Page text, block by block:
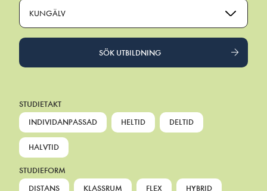
KUNGÄLV
SÖK UTBILDNING
STUDIETAKT
INDIVIDANPASSAD
HELTID DELTID
HALVTID
STUDIEFORM
DISTANS
KLASSRUM FLEX HYBRID